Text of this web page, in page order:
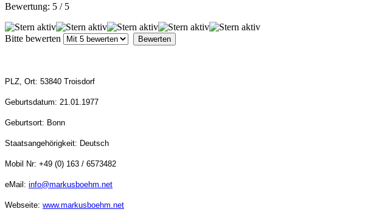
Bewertung: 5 / 5
Bitte bewerten
PLZ, Ort: 53840 Troisdorf
Geburtsdatum: 21.01.1977
Geburtsort: Bonn
Staatsangehörigkeit: Deutsch
Mobil Nr: +49 (0) 163 / 6573482
eMail: info@markusboehm.net
Webseite: www.markusboehm.net